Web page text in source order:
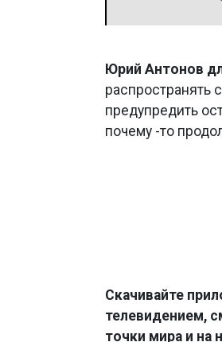
Юрий Антонов
распространять
предупредить
почему -то
Скачивайте
телевидением,
точки мира и на